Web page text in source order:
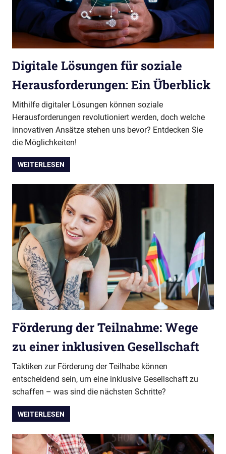
Digitale Lösungen für soziale
Herausforderungen: Ein Überblick
Mithilfe digitaler Lösungen können soziale
Herausforderungen revolutioniert werden, doch welche
innovativen Ansätze stehen uns bevor? Entdecken Sie
die Möglichkeiten!
WEITERLESEN
Förderung der Teilnahme: Wege
zu einer inklusiven Gesellschaft
Taktiken zur Förderung der Teilhabe können
entscheidend sein, um eine inklusive Gesellschaft zu
schaffen – was sind die nächsten Schritte?
WEITERLESEN